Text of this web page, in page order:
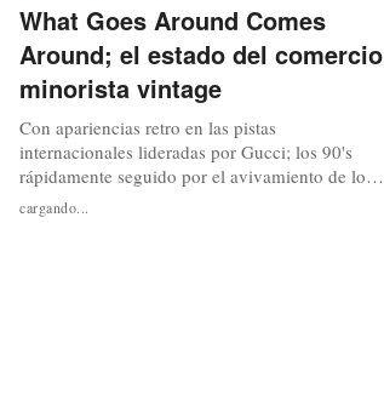
What Goes Around Comes
Around; el estado del comercio
minorista vintage
Con apariencias retro en las pistas
internacionales lideradas por Gucci; los 90's
rápidamente seguido por el avivamiento de los
80; aniversarios como el 40º de Escada y
muertes como las de Kate Spade y Sonia Rykiel;
cargando...